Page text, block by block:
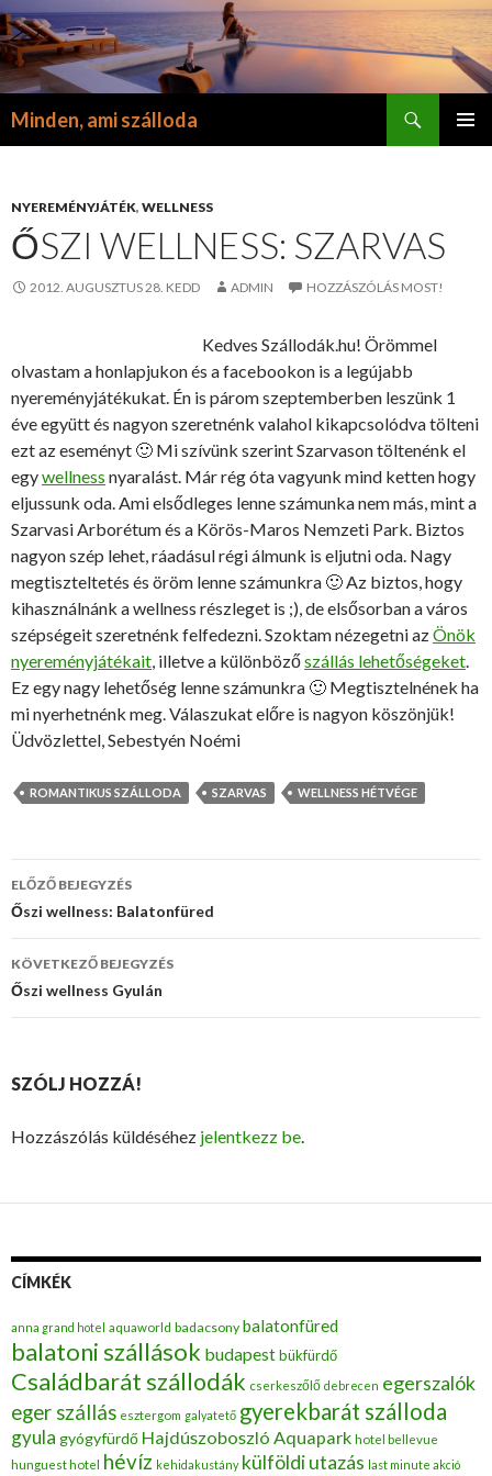
Minden, ami szálloda
NYEREMÉNYJÁTÉK, WELLNESS
ŐSZI WELLNESS: SZARVAS
2012. AUGUSZTUS 28. KEDD ADMIN HOZZÁSZÓLÁS MOST!
Kedves Szállodák.hu! Örömmel
olvastam a honlapjukon és a facebookon is a legújabb
nyereményjátékukat. Én is párom szeptemberben leszünk 1
éve együtt és nagyon szeretnénk valahol kikapcsolódva tölteni
ezt az eseményt 🙂 Mi szívünk szerint Szarvason töltenénk el
egywellness nyaralást. Már rég óta vagyunk mind ketten hogy
eljussunk oda. Ami elsődleges lenne számunka nem más, mint a
Szarvasi Arborétum és a Körös-Maros Nemzeti Park. Biztos
nagyon szép lehet, ráadásul régi álmunk is eljutni oda. Nagy
megtiszteltetés és öröm lenne számunkra 🙂 Az biztos, hogy
kihasználnánk a wellness részleget is ;), de elsősorban a város
szépségeit szeretnénk felfedezni. Szoktam nézegetni azÖnök
nyereményjátékait, illetve a különbözőszállás lehetőségeket.
Ez egy nagy lehetőség lenne számunkra 🙂 Megtisztelnének ha
mi nyerhetnénk meg. Válaszukat előre is nagyon köszönjük!
Üdvözlettel, Sebestyén Noémi
ROMANTIKUS SZÁLLODA SZARVAS WELLNESS HÉTVÉGE
Bejegyzés
navigáció
ELŐZŐ BEJEGYZÉS
Őszi wellness: Balatonfüred
KÖVETKEZŐ BEJEGYZÉS
Őszi wellness Gyulán
SZÓLJ HOZZÁ!
Hozzászólás küldéséhez jelentkezz be.
CÍMKÉK
anna grand hotel aquaworld badacsony balatonfüred
balatoni szállások budapestbükfürdő
Családbarát szállodák cserkeszőlő debrecen egerszalók
eger szállás esztergom galyatető gyerekbarát szálloda
gyula gyógyfürdő Hajdúszoboszló Aquapark hotel bellevue
hunguest hotel
hévíz kehidakustány külföldi utazás last minute akció